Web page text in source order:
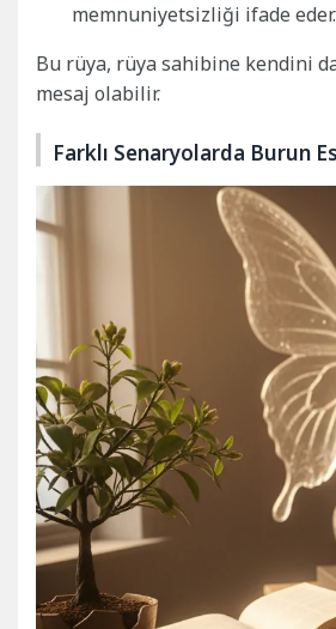
memnuniyetsizliği ifade eder.
Bu rüya, rüya sahibine kendini
mesaj olabilir.
Farklı Senaryolarda Burun